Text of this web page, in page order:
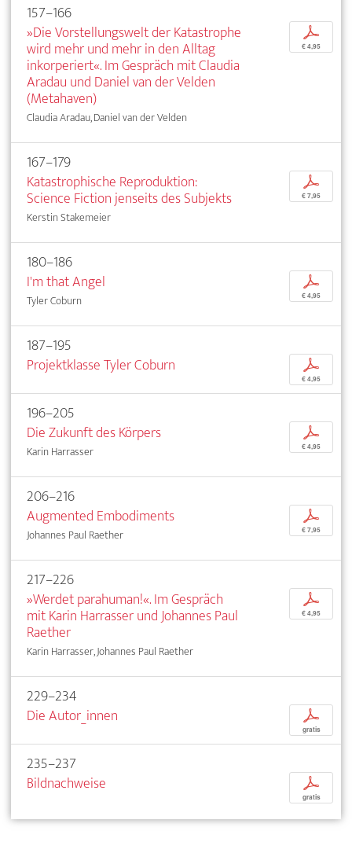
157–166
»Die Vorstellungswelt der Katastrophe
wird mehr und mehr in den Alltag
inkorperiert«. Im Gespräch mit Claudia
Aradau und Daniel van der Velden
(Metahaven)
Claudia Aradau, Daniel van der Velden
p
€ 4,95
167–179
Katastrophische Reproduktion:
Science Fiction jenseits des Subjekts
Kerstin Stakemeier
p
€ 7,95
180–186
I'm that Angel
Tyler Coburn
p
€ 4,95
187–195
Projektklasse Tyler Coburn
p
€ 4,95
196–205
Die Zukunft des Körpers
Karin Harrasser
p
€ 4,95
206–216
Augmented Embodiments
Johannes Paul Raether
p
€ 7,95
217–226
»Werdet parahuman!«. Im Gespräch
mit Karin Harrasser und Johannes Paul
Raether
Karin Harrasser, Johannes Paul Raether
p
€ 4,95
229–234
Die Autor_innen
p
gratis
235–237
Bildnachweise
p
gratis